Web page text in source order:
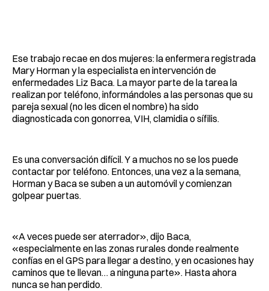
Ese trabajo recae en dos mujeres: la enfermera registrada
Mary Horman y la especialista en intervención de
enfermedades Liz Baca. La mayor parte de la tarea la
realizan por teléfono, informándoles a las personas que su
pareja sexual (no les dicen el nombre) ha sido
diagnosticada con gonorrea, VIH, clamidia o sífilis.
Es una conversación difícil. Y a muchos no se los puede
contactar por teléfono. Entonces, una vez a la semana,
Horman y Baca se suben a un automóvil y comienzan
golpear puertas.
«A veces puede ser aterrador», dijo Baca,
«especialmente en las zonas rurales donde realmente
confías en el GPS para llegar a destino, y en ocasiones hay
caminos que te llevan… a ninguna parte». Hasta ahora
nunca se han perdido.